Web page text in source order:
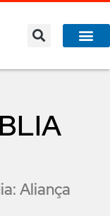
Aliança